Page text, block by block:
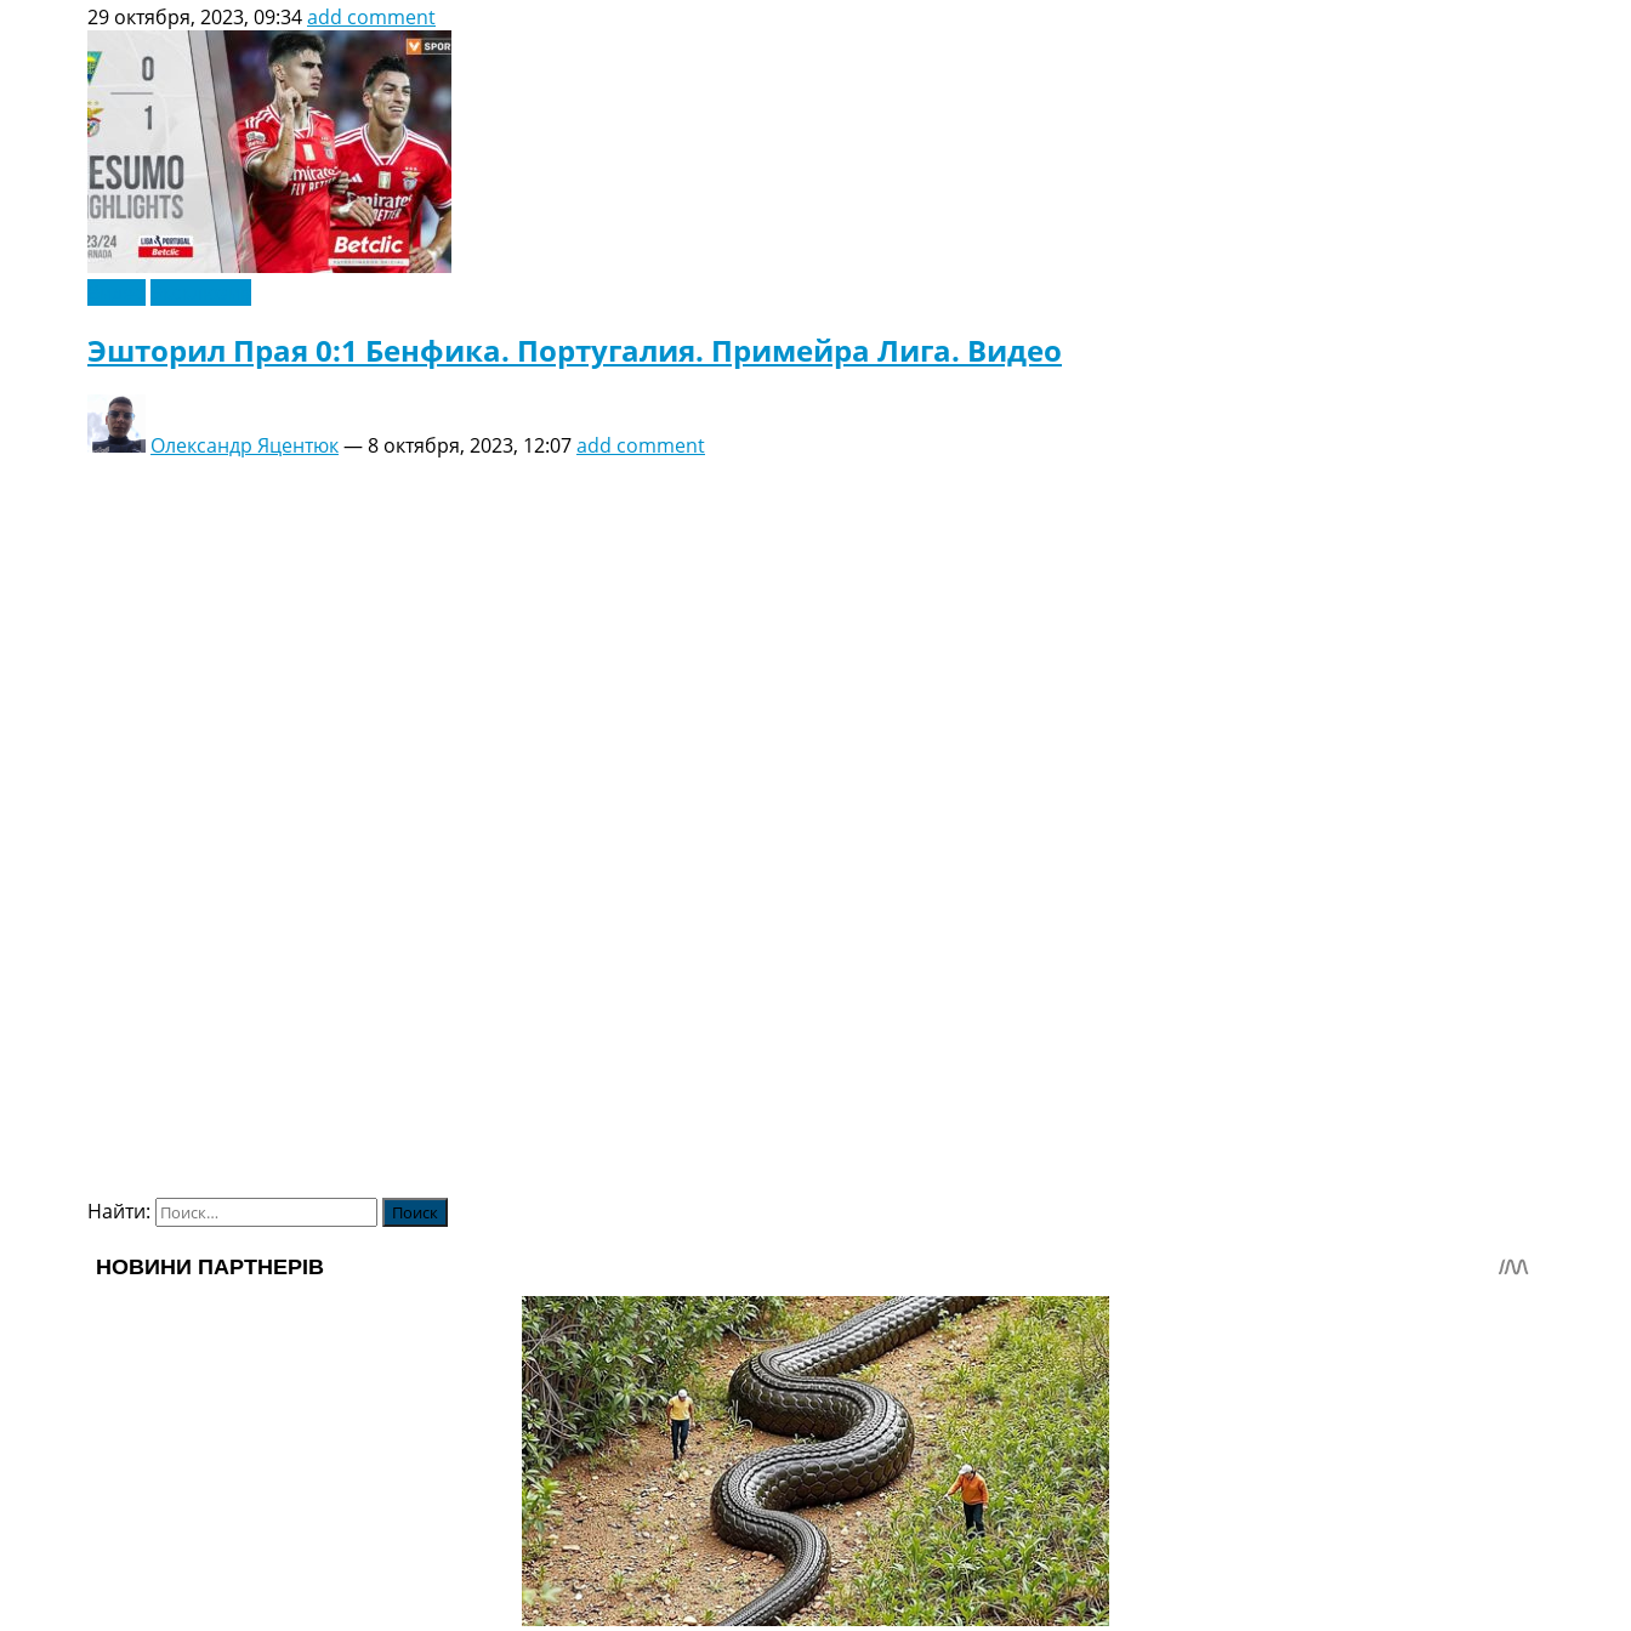
29 октября, 2023, 09:34add comment
Эшторил Прая 0:1 Бенфика. Португалия. Примейра Лига. Видео
Олександр Яцентюк—8 октября, 2023, 12:07add comment
Найти: